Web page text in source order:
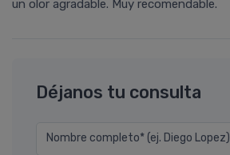
un olor agradable. Muy recomendable.
Déjanos tu consulta
Nombre completo* (ej. Diego Lopez)